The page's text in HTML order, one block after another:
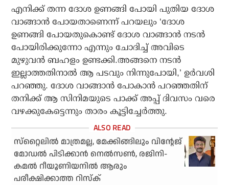
എനിക്ക് തന്ന ദോശ ഉണങ്ങി പോയി പുതിയ ദോശ
വാങ്ങാൻ പോയതാണെന്ന് പറയലും ‘ദോശ
ഉണങ്ങി പോയതുകൊണ്ട് ദോശ വാങ്ങാൻ നടൻ
പോയിരിക്കുന്നോ എന്നും ചോദിച്ച് അവിടെ
മുഴുവൻ ബഹളം ഉണ്ടക്കി.അങ്ങനെ നടൻ
ഇല്ലാത്തതിനാൽ ആ പടവും നിന്നുപോയി,’ ഉർവശി
പറഞ്ഞു. ദോശ വാങ്ങാൻ പോകാൻ പറഞ്ഞതിന്
തനിക്ക് ആ സിനിമയുടെ പാക്ക് അപ്പ് ദിവസം വരെ
വഴക്കുകേട്ടെന്നും താരം കൂട്ടിച്ചേർത്തു.
സ്‌റ്റൈലില്‍ മാത്രമല്ല, മേക്കിങ്ങിലും വിന്റേജ്
മോഡല്‍ പിടിക്കാന്‍ നെല്‍സണ്‍, രജിനി-
കമല്‍ റീയൂണിയനില്‍ ആരും
പരീക്ഷിക്കാത്ത റിസ്‌ക്